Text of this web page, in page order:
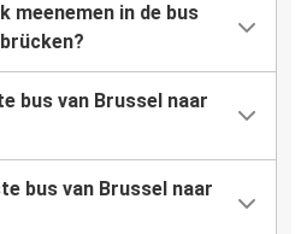
meenemen in de bus
bus van Brussel naar
bus van Brussel naar